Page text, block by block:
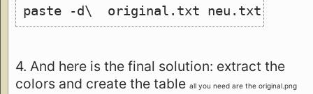
paste -d\  original.txt neu.txt
4. And here is the final solution: extract the
colors and create the table all you need are the original.png